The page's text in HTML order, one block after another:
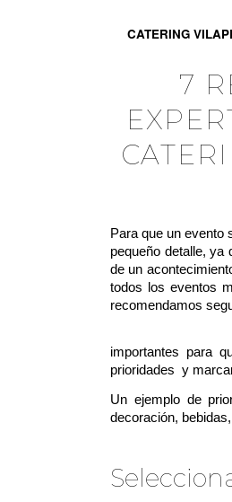
CATERING
7
Para que un evento
pequeño detalle, ya
de un
todos los eventos
recomendamos
importantes para
prioridades y
Un ejemplo de
decoración,